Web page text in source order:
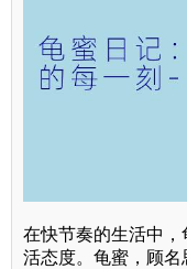
在快节奏的生活中
活态度。龟蜜，顾